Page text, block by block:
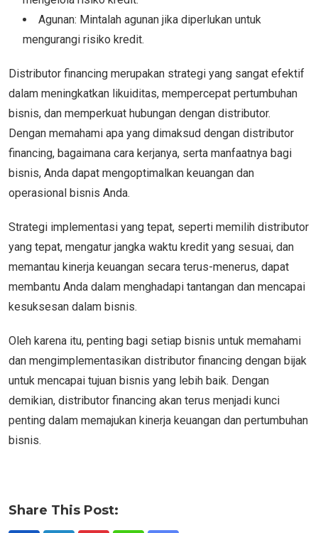
Agunan: Mintalah agunan jika diperlukan untuk
mengurangi risiko kredit.
Distributor financing merupakan strategi yang sangat efektif
dalam meningkatkan likuiditas, mempercepat pertumbuhan
bisnis, dan memperkuat hubungan dengan distributor.
Dengan memahami apa yang dimaksud dengan distributor
financing, bagaimana cara kerjanya, serta manfaatnya bagi
bisnis, Anda dapat mengoptimalkan keuangan dan
operasional bisnis Anda.
Strategi implementasi yang tepat, seperti memilih distributor
yang tepat, mengatur jangka waktu kredit yang sesuai, dan
memantau kinerja keuangan secara terus-menerus, dapat
membantu Anda dalam menghadapi tantangan dan mencapai
kesuksesan dalam bisnis.
Oleh karena itu, penting bagi setiap bisnis untuk memahami
dan mengimplementasikan distributor financing dengan bijak
untuk mencapai tujuan bisnis yang lebih baik. Dengan
demikian, distributor financing akan terus menjadi kunci
penting dalam memajukan kinerja keuangan dan pertumbuhan
bisnis.
Share This Post: